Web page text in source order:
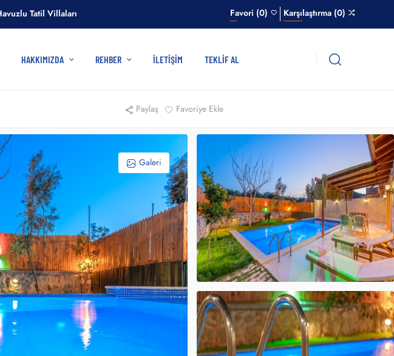
Tatil Villaları Favori (0) Karşılaştırma (0)
HAKKIMIZDA REHBER İLETIŞIM TEKLIF AL
Paylaş Favoriye Ekle
Galeri